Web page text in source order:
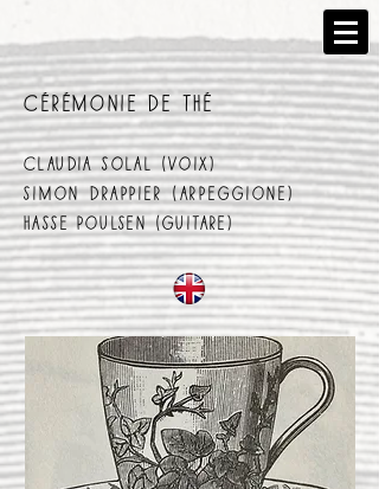
CÉRÉMONIE DE THÉ
claudia solal (voix)
SIMON DRAPPIER (ARPEGGIONE)
hASSE POULSEN (guitare)